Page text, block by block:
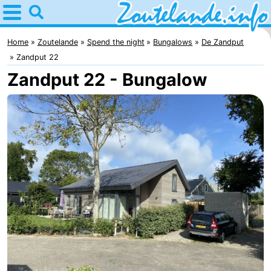
Home
Zoutelande
Tips
For
kids
Webcam
Webcam
Langstraat
Webcam
Beach
Spend
the
night
Apartments
-
Home Zoutelande Spend the night Bungalows
De Zandput
Zandput 22
Zandput 22 - Bungalow